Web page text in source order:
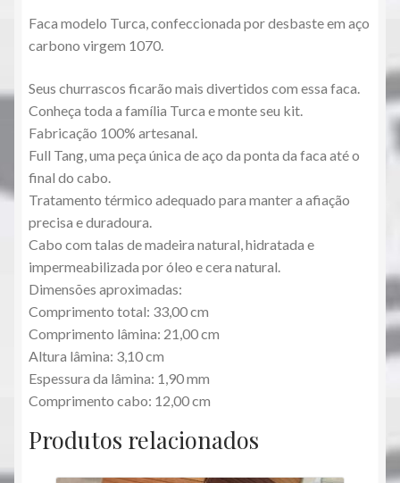
Faca modelo Turca, confeccionada por desbaste em aço
carbono virgem 1070.
Seus churrascos ficarão mais divertidos com essa faca.
Conheça toda a família Turca e monte seu kit.
Fabricação 100% artesanal.
Full Tang, uma peça única de aço da ponta da faca até o
final do cabo.
Tratamento térmico adequado para manter a afiação
precisa e duradoura.
Cabo com talas de madeira natural, hidratada e
impermeabilizada por óleo e cera natural.
Dimensões aproximadas:
Comprimento total: 33,00 cm
Comprimento lâmina: 21,00 cm
Altura lâmina: 3,10 cm
Espessura da lâmina: 1,90 mm
Comprimento cabo: 12,00 cm
Produtos relacionados